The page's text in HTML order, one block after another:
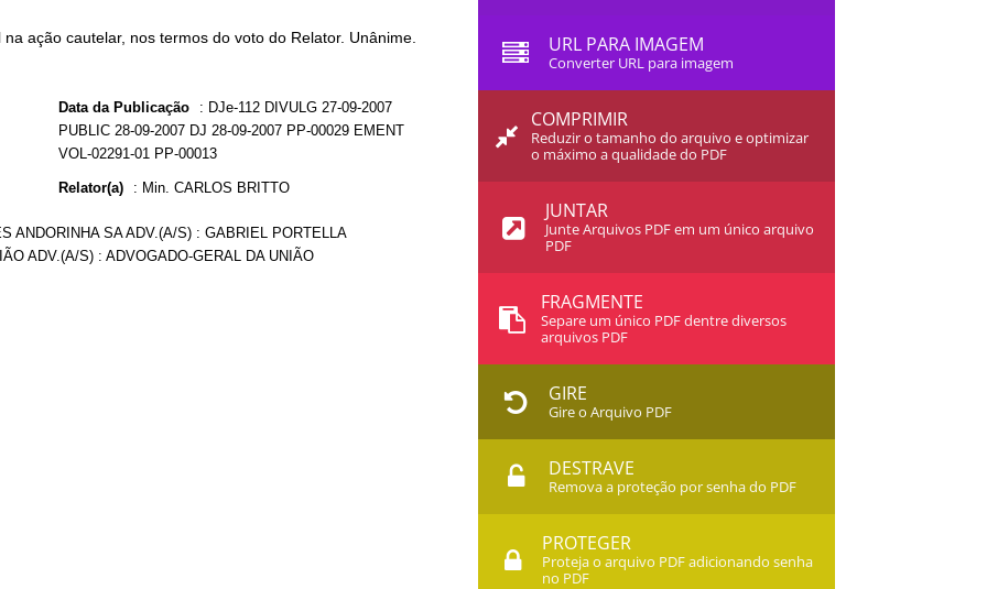
ação cautelar, nos termos do voto do Relator. Unânime.
Data da Publicação : DJe-112 DIVULG 27-09-2007
PUBLIC 28-09-2007 DJ 28-09-2007 PP-00029 EMENT
VOL-02291-01 PP-00013
Relator(a) : Min. CARLOS BRITTO
ANDORINHA SA ADV.(A/S) : GABRIEL PORTELLA
ADV.(A/S) : ADVOGADO-GERAL DA UNIÃO
URL PARA IMAGEM
Converter URL para imagem
COMPRIMIR
Reduzir o tamanho do arquivo e optimizar
o máximo a qualidade do PDF
JUNTAR
Junte Arquivos PDF em um único arquivo
PDF
FRAGMENTE
Separe um único PDF dentre diversos
arquivos PDF
GIRE
Gire o Arquivo PDF
DESTRAVE
Remova a proteção por senha do PDF
PROTEGER
Proteja o arquivo PDF adicionando senha
no PDF